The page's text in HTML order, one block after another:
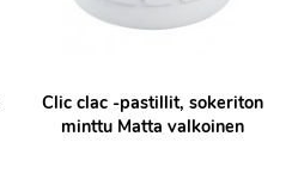
Clic clac -pastillit, sokeriton
minttu Matta valkoinen